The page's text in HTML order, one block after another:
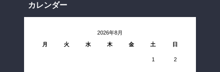
イ
ブ
カレンダー
2026年8月
月
火 水 木 金 土 日
1 2